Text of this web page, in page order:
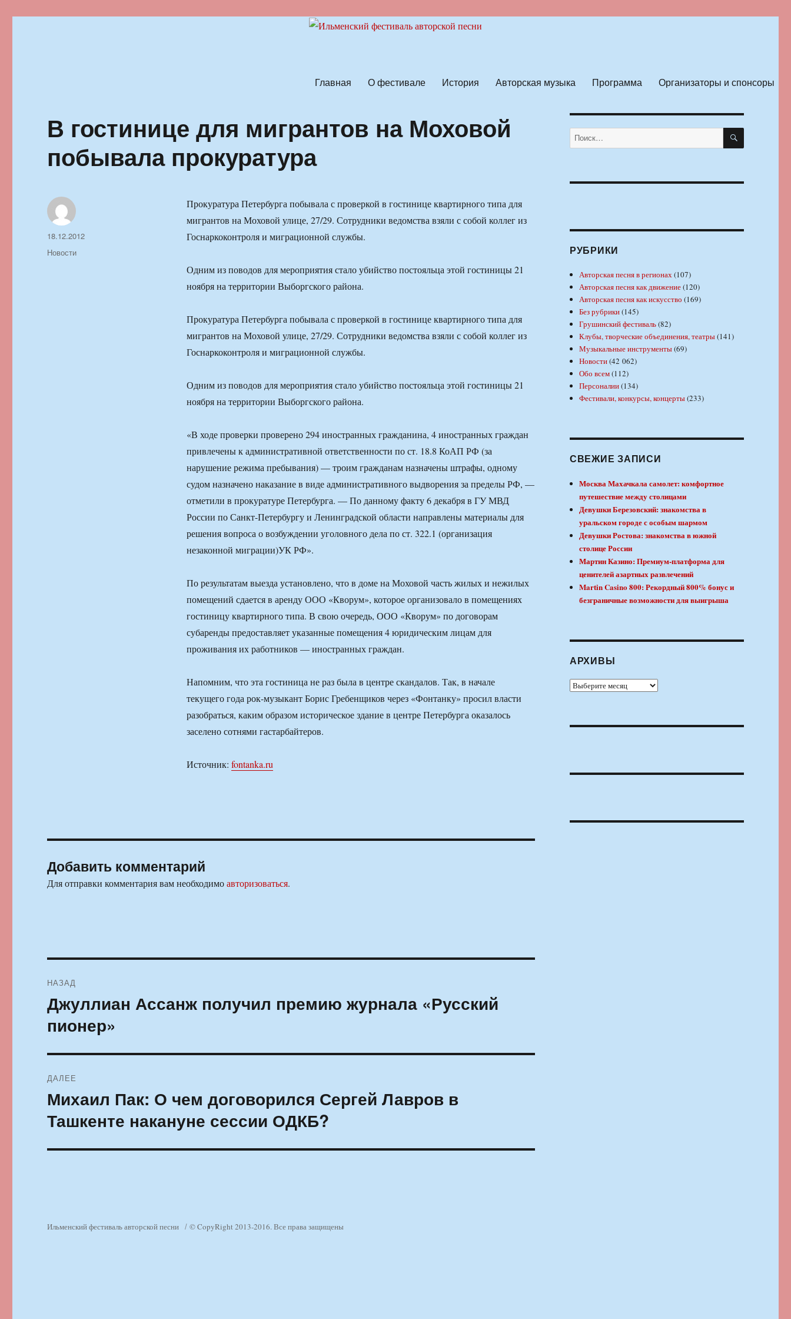
Главная О фестивале История Авторская музыка Программа Организаторы и спонсоры
В гостинице для мигрантов на Моховой
побывала прокуратура
Прокуратура Петербурга побывала с проверкой в гостинице квартирного типа для
мигрантов на Моховой улице, 27/29. Сотрудники ведомства взяли с собой коллег из
Госнаркоконтроля и миграционной службы.
Одним из поводов для мероприятия стало убийство постояльца этой гостиницы 21
ноября на территории Выборгского района.
Прокуратура Петербурга побывала с проверкой в гостинице квартирного типа для
мигрантов на Моховой улице, 27/29. Сотрудники ведомства взяли с собой коллег из
Госнаркоконтроля и миграционной службы.
Одним из поводов для мероприятия стало убийство постояльца этой гостиницы 21
ноября на территории Выборгского района.
«В ходе проверки проверено 294 иностранных гражданина, 4 иностранных граждан
привлечены к административной ответственности по ст. 18.8 КоАП РФ (за
нарушение режима пребывания) — троим гражданам назначены штрафы, одному
судом назначено наказание в виде административного выдворения за пределы РФ, —
отметили в прокуратуре Петербурга. — По данному факту 6 декабря в ГУ МВД
России по Санкт-Петербургу и Ленинградской области направлены материалы для
решения вопроса о возбуждении уголовного дела по ст. 322.1 (организация
незаконной миграции)УК РФ».
По результатам выезда установлено, что в доме на Моховой часть жилых и нежилых
помещений сдается в аренду ООО «Кворум», которое организовало в помещениях
гостиницу квартирного типа. В свою очередь, ООО «Кворум» по договорам
субаренды предоставляет указанные помещения 4 юридическим лицам для
проживания их работников — иностранных граждан.
Напомним, что эта гостиница не раз была в центре скандалов. Так, в начале
текущего года рок-музыкант Борис Гребенщиков через «Фонтанку» просил власти
разобраться, каким образом историческое здание в центре Петербурга оказалось
заселено сотнями гастарбайтеров.
Источник: fontanka.ru
Автор
Опубликовано
18.12.2012
Рубрики
Новости
Добавить комментарий
Для отправки комментария вам необходимоавторизоваться.
по
записям
НАЗАД
Предыдущая
запись:
Джуллиан Ассанж получил премию журнала «Русский
пионер»
ДАЛЕЕ
Следующая
Михаил Пак: О чем договорился Сергей Лавров в
Ташкенте накануне сессии ОДКБ?
Искать: ПОИСК
РУБРИКИ
Авторская песня в регионах(107)
Авторская песня как движение(120)
Авторская песня как искусство (169)
Без рубрики(145)
Грушинский фестиваль(82)
Клубы, творческие объединения, театры(141)
Музыкальные инструменты(69)
Новости(42 062)
Обо всем(112)
Персоналии(134)
Фестивали, конкурсы, концерты(233)
СВЕЖИЕ ЗАПИСИ
Москва Махачкала самолет: комфортное
путешествие между столицами
Девушки Березовский: знакомства в
уральском городе с особым шармом
Девушки Ростова: знакомства в южной
столице России
Мартин Казино: Премиум-платформа для
ценителей азартных развлечений
Martin Casino 800: Рекордный 800% бонус и
безграничные возможности для выигрыша
АРХИВЫ
Архивы
Ильменский фестиваль авторской песни © CopyRight 2013-2016. Все права защищены